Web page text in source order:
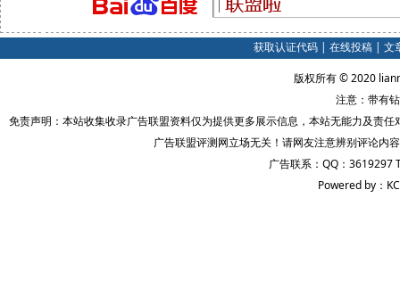
获取认证代码| 在线投稿| 文
版权所有 © 2020
注意：带有
免责声明：本站收集收录广告联盟资料仅为提供更多展示信息，本站无能力及责
广告联盟评测网立场无关！请网友注意辨别评论内
广告联系：QQ：3619297
Powered by：